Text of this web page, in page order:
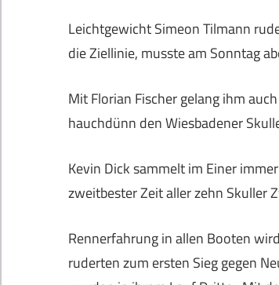
Leichtgewicht Simeon Tilmann
die Ziellinie, musste am Sonntag
Mit Florian Fischer gelang ihm
hauchdünn den Wiesbadener
Kevin Dick sammelt im Einer
zweitbester Zeit aller zehn Skuller
Rennerfahrung in allen Booten
ruderten zum ersten Sieg gegen